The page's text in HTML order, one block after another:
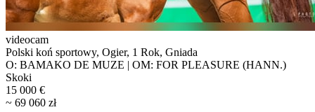
videocam
Polski koń sportowy, Ogier, 1 Rok, Gniada
O: BAMAKO DE MUZE | OM: FOR PLEASURE (HANN.)
Skoki
15 000 €
~ 69 060 zł